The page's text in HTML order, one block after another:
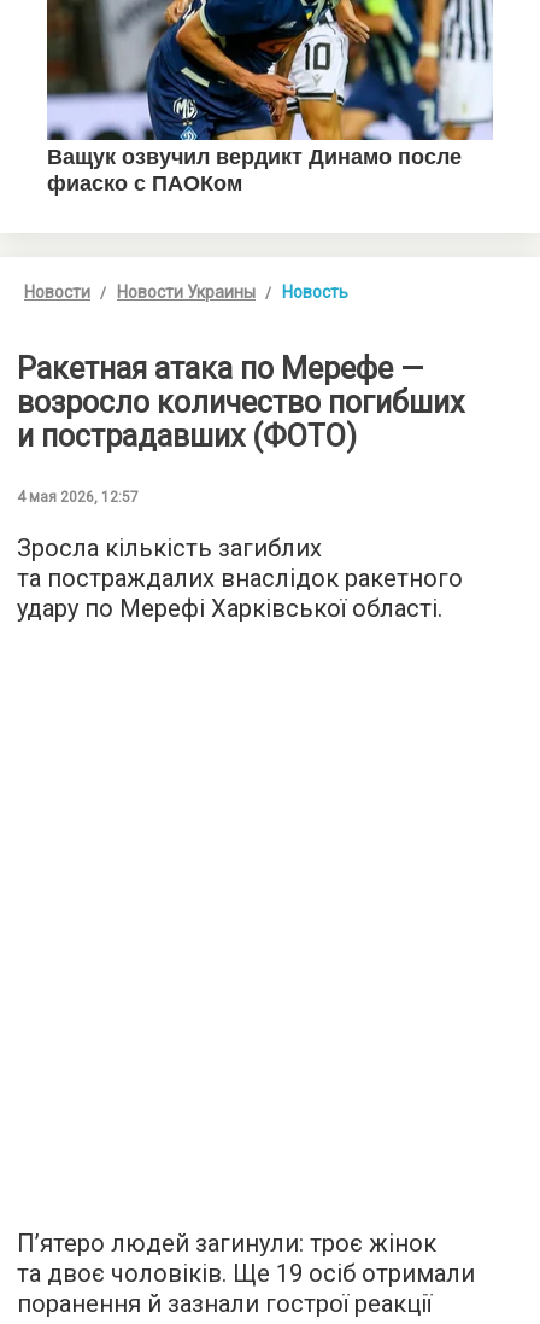
Новости Новости Украины Новость
Ракетная атака по Мерефе —
возросло количество погибших
и пострадавших (ФОТО)
4 мая 2026, 12:57
Зросла кількість загиблих
та постраждалих внаслідок ракетного
удару по Мерефі Харківської області.
П’ятеро людей загинули: троє жінок
та двоє чоловіків. Ще 19 осіб отримали
поранення й зазнали гострої реакції